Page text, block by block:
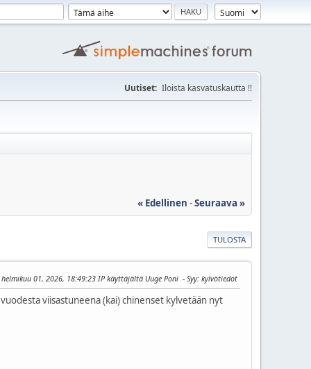
Uutiset: Iloista kasvatuskautta !!
« Edellinen -Seuraava »
TULOSTA
helmikuu 01, 2026, 18:49:23 IP käyttäjältä Uuge Poni Syy: kylvötiedot
viisastuneena (kai) chinenset kylvetään nyt